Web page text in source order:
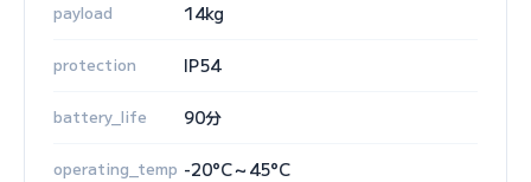
payload 14kg
protection IP54
battery_life 90分
operating_temp -20°C～45°C